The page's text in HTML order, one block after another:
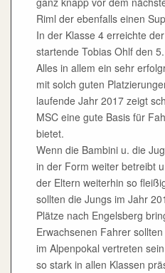
Riml der ebenfalls einen
In der Klasse 4 erreichte
startende Tobias Ohlf den
Alles in allem ein sehr
mit solch guten
laufende Jahr 2017 zeigt
MSC eine gute Basis für
bietet.
Wenn die Bambini u. die
in der Form weiter betreibt
der Eltern weiterhin so
sollten die Jungs im Jahr
Plätze nach Engelsberg
Erwachsenen Fahrer
im Alpenpokal vertreten
so stark in allen Klassen